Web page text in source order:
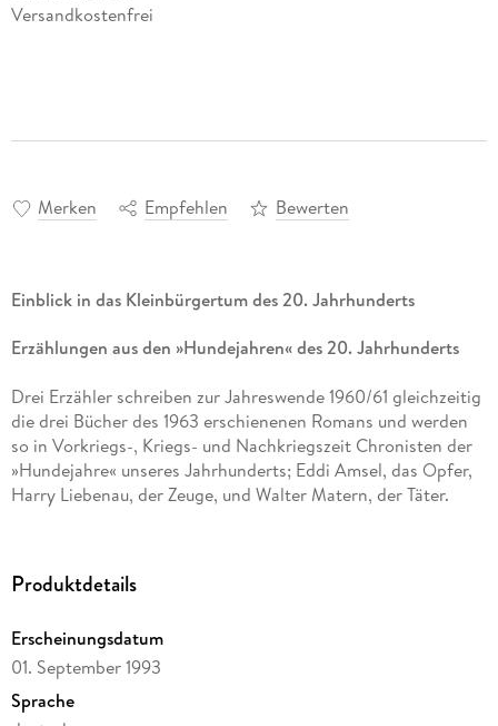
Versandkostenfrei
Merken Empfehlen Bewerten
Einblick in das Kleinbürgertum des 20. Jahrhunderts
Erzählungen aus den »Hundejahren« des 20. Jahrhunderts
Drei Erzähler schreiben zur Jahreswende 1960/61 gleichzeitig
die drei Bücher des 1963 erschienenen Romans und werden
so in Vorkriegs-, Kriegs- und Nachkriegszeit Chronisten der
»Hundejahre« unseres Jahrhunderts; Eddi Amsel, das Opfer,
Harry Liebenau, der Zeuge, und Walter Matern, der Täter.
ihrer Odyssee von Danzig nach Westdeutschland, bis hinab
dem der Künstler Amsel alias Brauchsel seine weltweit
begehrten Vogelscheuchen industriell herstellt und so die
reale Welt als Unterwelt entlarvt: Der Orkus ist oben und die
Vogelscheuche ist nach dem Bilde des Menschen geschaffen.
Produktdetails
Erscheinungsdatum
01. September 1993
Sprache